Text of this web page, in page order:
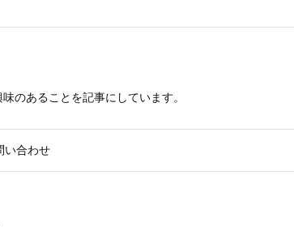
のあることを記事にしています。
い合わせ